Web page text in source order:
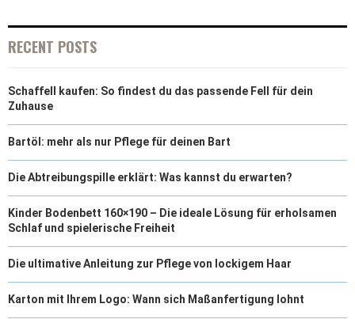
E
)
K S N
RECENT POSTS
Schaffell kaufen: So findest du das passende Fell für dein
Zuhause
Bartöl: mehr als nur Pflege für deinen Bart
Die Abtreibungspille erklärt: Was kannst du erwarten?
Kinder Bodenbett 160×190 – Die ideale Lösung für erholsamen
Schlaf und spielerische Freiheit
Die ultimative Anleitung zur Pflege von lockigem Haar
Karton mit Ihrem Logo: Wann sich Maßanfertigung lohnt